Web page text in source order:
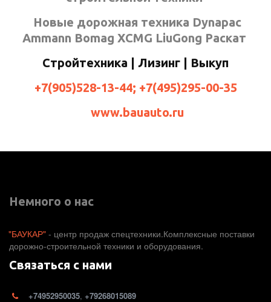
Новые дорожная техника Dynapac
Ammann Bomag XCMG LiuGong Раскат
Стройтехника | Лизинг | Выкуп
+7(905)528-13-44; +7(495)295-00-35
www.bauauto.ru
Немного о нас
"БАУКАР" - центр продаж спецтехники.Комплексные поставки
дорожно-строительной техники и оборудования.
Связаться с нами
+74952950035, +79268015089